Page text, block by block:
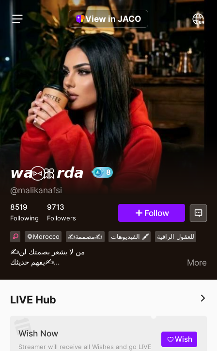
View in JACO
️𝙬𝙖⑅⃝🎀𝙧𝙙𝙖
@malikanafsi
8519
Following
9713
Followers Follow
Morocco ✍️مصممة✍️ الفيديوهات 🖋️ للعقول الراقية
✍️من لا يشعر بصمتك لن
يفهم حديثك✍️
{ مصممة الفيديوهات}
More
LIVE Hub
Wish Now
Streamer will receive all Wishes and go LIVE
Wish